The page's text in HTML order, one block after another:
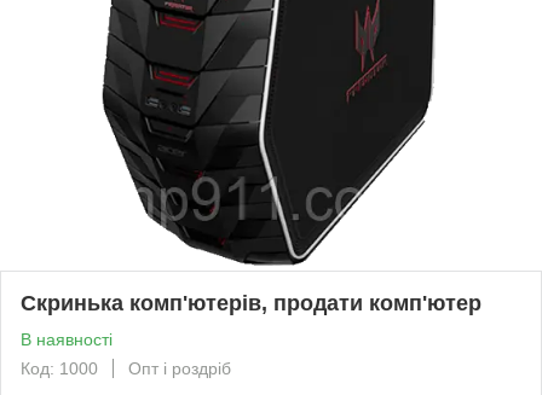
Скринька комп'ютерів, продати комп'ютер
В наявності
Код: 1000
Опт і роздріб